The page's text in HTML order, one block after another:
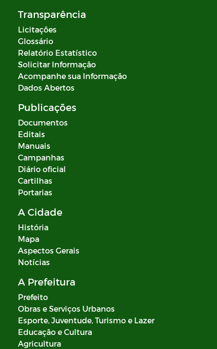
Transparência
Licitações
Glossário
Relatório Estatístico
Solicitar Informação
Acompanhe sua Informação
Dados Abertos
Publicações
Documentos
Editais
Manuais
Campanhas
Diário oficial
Cartilhas
Portarias
A Cidade
História
Mapa
Aspectos Gerais
Notícias
A Prefeitura
Prefeito
Obras e Serviços Urbanos
Esporte, Juventude, Turismo e Lazer
Educação e Cultura
Agricultura